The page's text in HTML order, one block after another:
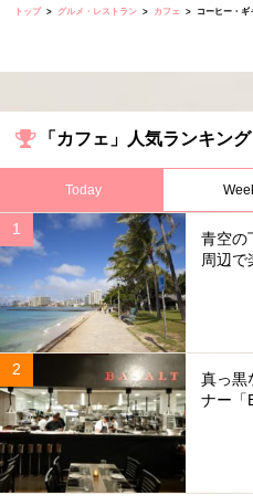
トップ グルメ・レストラン カフェ コーヒー・
「カフェ」人気ランキング
Today
青空の
周辺で
真っ黒
ナー「